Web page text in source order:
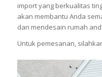
import yang berkualitas
akan membantu Anda
dan mendesain rumah
Untuk pemesanan,